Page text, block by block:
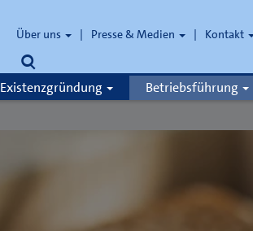
Über uns Presse & Medien Kontakt
Existenzgründung Betriebsführung